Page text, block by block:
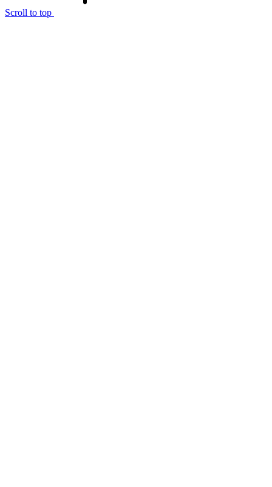
Scroll to top